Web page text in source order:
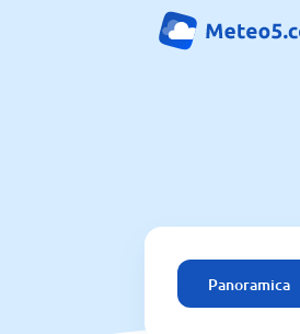
Panoramica